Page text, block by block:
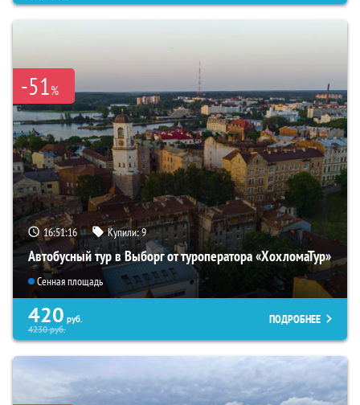
-51%
16:51:15 Купили:9
Автобусный тур в Выборг от туроператора «ХохломаТур»
Сенная площадь
420 руб.
4230руб.
ПОДРОБНЕЕ